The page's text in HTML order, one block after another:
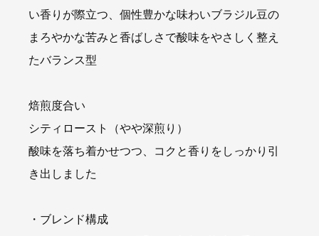
い香りが際立つ、個性豊かな味わいブラジル豆の
まろやかな苦みと香ばしさで酸味をやさしく整え
たバランス型
焙煎度合い
シティロースト（やや深煎り）
酸味を落ち着かせつつ、コクと香りをしっかり引
き出しました
・ブレンド構成